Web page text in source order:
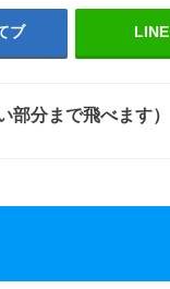
ブ LINE
部分まで飛べます）